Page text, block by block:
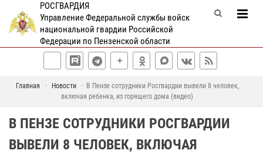
РОСГВАРДИЯ
Управление Федеральной службы войск
национальной гвардии Российской
Федерации по Пензенской области
Главная Новости
В Пензе сотрудники Росгвардии вывели 8 человек,
включая ребенка, из горящего дома (видео)
В ПЕНЗЕ СОТРУДНИКИ РОСГВАРДИИ
ВЫВЕЛИ 8 ЧЕЛОВЕК, ВКЛЮЧАЯ